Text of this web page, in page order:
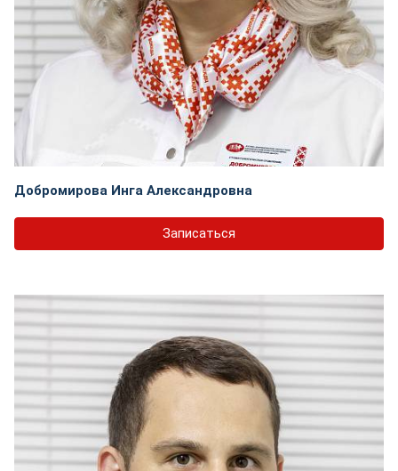
Добромирова Инга Александровна
Записаться